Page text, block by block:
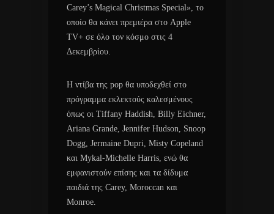
Carey’s Magical Christmas Special», το
οποίο θα κάνει πρεμιέρα στο Apple
TV+ σε όλο τον κόσμο στις 4
Δεκεμβρίου.
Η ντίβα της pop θα υποδεχθεί στο
πρόγραμμα εκλεκτούς καλεσμένους
όπως οι Tiffany Haddish, Billy Eichner,
Ariana Grande, Jennifer Hudson, Snoop
Dogg, Jermaine Dupri, Misty Copeland
και Mykal-Michelle Harris, ενώ θα
εμφανιστούν επίσης και τα δίδυμα
παιδιά της Carey, Moroccan και
Monroe.